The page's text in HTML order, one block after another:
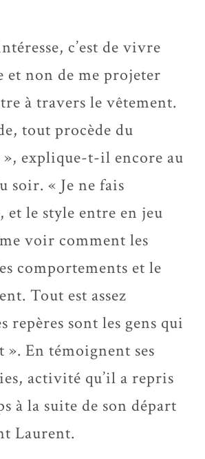
c’est de vivre
et non de me projeter
à travers le vêtement.
tout procède du
», explique-t-il encore au
soir. « Je ne fais
et le style entre en jeu
voir comment les
comportements et le
Tout est assez
repères sont les gens qui
». En témoignent ses
activité qu’il a repris
à la suite de son départ
Laurent.